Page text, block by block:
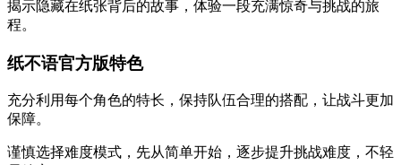
揭示隐藏在纸张背后的故事，体验一段充满惊奇与挑战的旅
程。
纸不语官方版特色
充分利用每个角色的特长，保持队伍合理的搭配，让战斗更加
保障。
谨慎选择难度模式，先从简单开始，逐步提升挑战难度，不轻